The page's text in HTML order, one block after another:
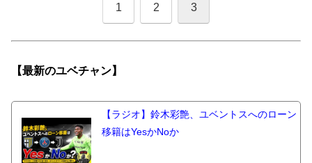
1 2 3
【最新のユベチャン】
【ラジオ】鈴木彩艶、ユベントスへのローン
移籍はYesかNoか